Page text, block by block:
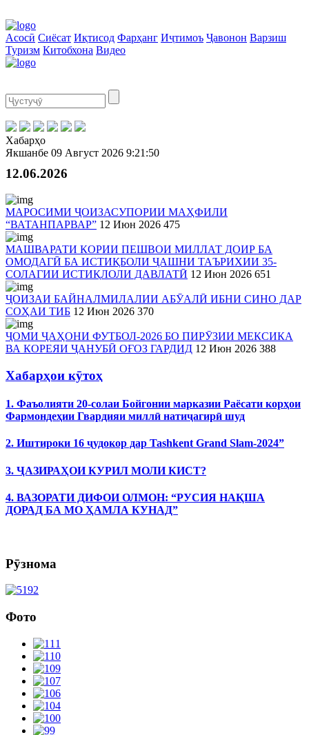
Асосӣ Сиёсат Иқтисод Фарҳанг Иҷтимоъ Ҷавонон Варзиш
Туризм Китобхона Видео
Хабарҳо
Якшанбе 09 Август 2026 9:21:50
12.06.2026
МАРОСИМИ ҶОИЗАСУПОРИИ МАҲФИЛИ
“ВАТАНПАРВАР” 12 Июн 2026 475
МАШВАРАТИ КОРИИ ПЕШВОИ МИЛЛАТ ДОИР БА
ОМОДАГӢ БА ИСТИҚБОЛИ ҶАШНИ ТАЪРИХИИ 35-
СОЛАГИИ ИСТИҚЛОЛИ ДАВЛАТӢ 12 Июн 2026 651
ҶОИЗАИ БАЙНАЛМИЛАЛИИ АБӮАЛӢ ИБНИ СИНО ДАР
СОҲАИ ТИБ 12 Июн 2026 370
ҶОМИ ҶАҲОНИ ФУТБОЛ-2026 БО ПИРӮЗИИ МЕКСИКА
ВА КОРЕЯИ ҶАНУБӢ ОҒОЗ ГАРДИД 12 Июн 2026 388
Хабарҳои кӯтоҳ
1. Фаъолияти 20-солаи Бойгонии марказии Раёсати корҳои
Фармондеҳии Гвардияи миллӣ натиҷагирӣ шуд
2. Иштироки 16 ҷудокор дар Tashkent Grand Slam-2024”
3. ҶАЗИРАҲОИ КУРИЛ МОЛИ КИСТ?
4. ВАЗОРАТИ ДИФОИ ОЛМОН: “РУСИЯ НАҚША
ДОРАД БА МО ҲАМЛА КУНАД”
Рӯзнома
Фото